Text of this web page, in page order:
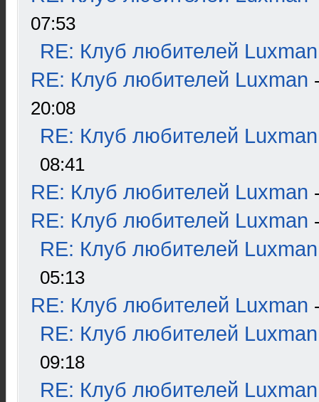
07:53
RE: Клуб любителей Luxman
RE: Клуб любителей Luxman
20:08
RE: Клуб любителей Luxman
08:41
RE: Клуб любителей Luxman
RE: Клуб любителей Luxman
RE: Клуб любителей Luxman
05:13
RE: Клуб любителей Luxman
RE: Клуб любителей Luxman
09:18
RE: Клуб любителей Luxman